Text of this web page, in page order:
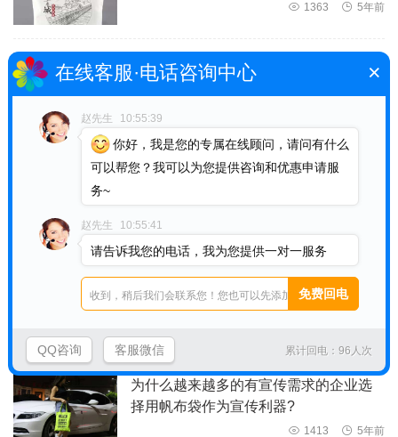
 1363  5年前
可重复利用的帆布袋是更好的企业宣传
帆布袋生产设计制作厂家告诉您帆布袋
帆布袋制作厂家告诉您帆布袋的几种优
点
为什么越来越多的有宣传需求的企业选
择用帆布袋作为宣传利器?
 1413  5年前
在线客服·电话咨询中心 ×
赵先生 10:55:39
你好，我是您的专属在线顾问，请问有什么
可以帮您？我可以为您提供咨询和优惠申请服
务~
赵先生 10:55:41
请告诉我您的电话，我为您提供一对一服务
累计回电：96人次
QQ咨询 客服微信